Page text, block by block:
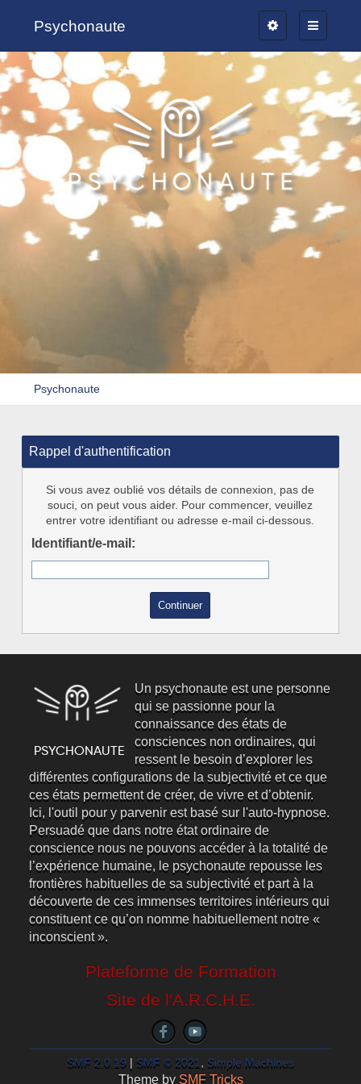
Psychonaute
Psychonaute
Rappel d'authentification
Si vous avez oublié vos détails de connexion, pas de
souci, on peut vous aider. Pour commencer, veuillez
entrer votre identifiant ou adresse e-mail ci-dessous.
Identifiant/e-mail:
Un psychonaute est une personne
qui se passionne pour la
connaissance des états de
consciences non ordinaires, qui
ressent le besoin d’explorer les
différentes configurations de la subjectivité et ce que
ces états permettent de créer, de vivre et d’obtenir.
Ici, l'outil pour y parvenir est basé sur l'auto-hypnose.
Persuadé que dans notre état ordinaire de
conscience nous ne pouvons accéder à la totalité de
l’expérience humaine, le psychonaute repousse les
frontières habituelles de sa subjectivité et part à la
découverte de ces immenses territoires intérieurs qui
constituent ce qu’on nomme habituellement notre «
inconscient ».
Plateforme de Formation
Site de l'A.R.C.H.E.
SMF 2.0.19 SMF © 2021 Simple Machines
Theme by SMF Tricks